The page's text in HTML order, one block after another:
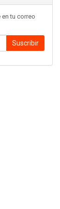
tu correo
Suscribir